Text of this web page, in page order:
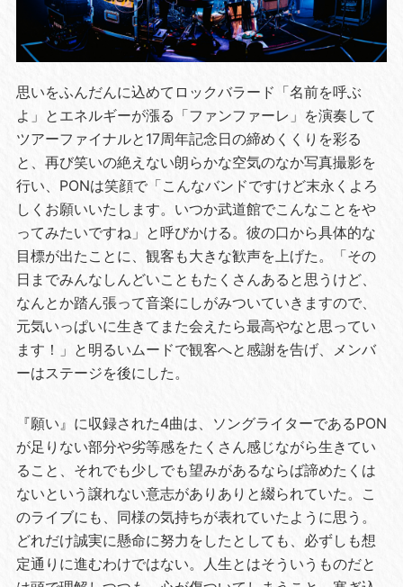
思いをふんだんに込めてロックバラード「名前を呼ぶ
よ」とエネルギーが漲る「ファンファーレ」を演奏して
ツアーファイナルと17周年記念日の締めくくりを彩る
と、再び笑いの絶えない朗らかな空気のなか写真撮影を
行い、PONは笑顔で「こんなバンドですけど末永くよろ
しくお願いいたします。いつか武道館でこんなことをや
ってみたいですね」と呼びかける。彼の口から具体的な
目標が出たことに、観客も大きな歓声を上げた。「その
日までみんなしんどいこともたくさんあると思うけど、
なんとか踏ん張って音楽にしがみついていきますので、
元気いっぱいに生きてまた会えたら最高やなと思ってい
ます！」と明るいムードで観客へと感謝を告げ、メンバ
ーはステージを後にした。
『願い』に収録された4曲は、ソングライターであるPON
が足りない部分や劣等感をたくさん感じながら生きてい
ること、それでも少しでも望みがあるならば諦めたくは
ないという譲れない意志がありありと綴られていた。こ
のライブにも、同様の気持ちが表れていたように思う。
どれだけ誠実に懸命に努力をしたとしても、必ずしも想
定通りに進むわけではない。人生とはそういうものだと